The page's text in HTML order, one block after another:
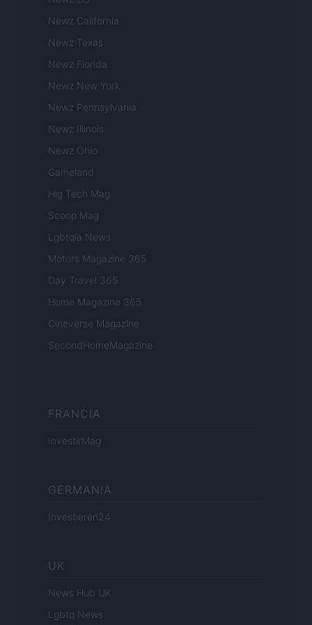
Newz California
Newz Texas
Newz Florida
Newz New York
Newz Pennsylvania
Newz Illinois
Newz Ohio
Gameland
Hig Tech Mag
Scoop Mag
Lgbtqia News
Motors Magazine 365
Day Travel 365
Home Magazine 365
Cineverse Magazine
SecondHomeMagazine
FRANCIA
InvestirMag
GERMANIA
Investieren24
UK
News Hub UK
Lgbtq News